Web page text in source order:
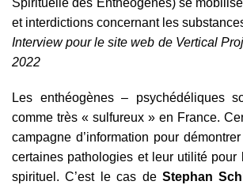
et interdictions concernant les
Interview pour le site web de Vertical
2022
Les enthéogènes – psychédéliques
comme très « sulfureux » en France.
campagne d’information pour
certaines pathologies et leur utilité pour
spirituel. C’est le cas de Stephan